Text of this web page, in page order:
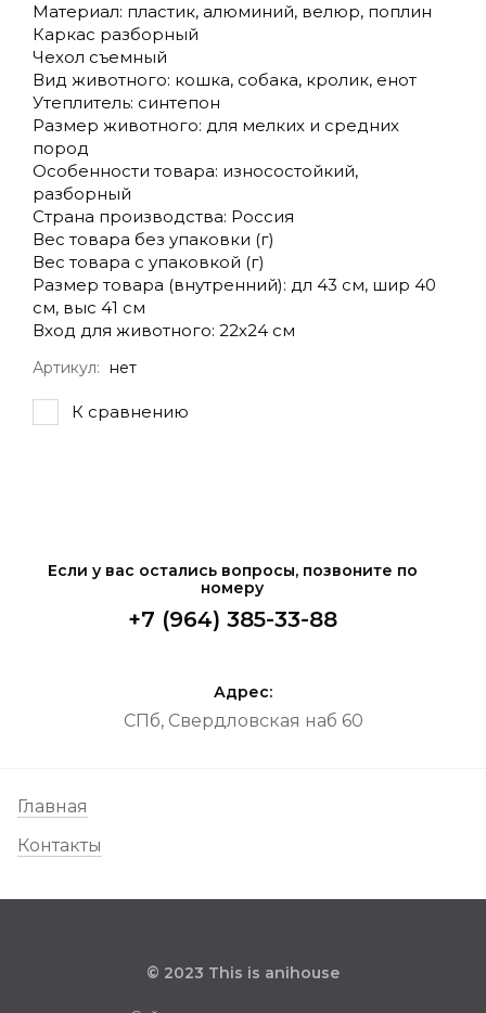
Материал: пластик, алюминий, велюр, поплин
Каркас разборный
Чехол съемный
Вид животного: кошка, собака, кролик, енот
Утеплитель: синтепон
Размер животного: для мелких и средних
пород
Особенности товара: износостойкий,
разборный
Страна производства: Россия
Вес товара без упаковки (г)
Вес товара с упаковкой (г)
Размер товара (внутренний): дл 43 см, шир 40
см, выс 41 см
Вход для животного: 22х24 см
Артикул: нет
К сравнению
Главная
Контакты
Если у вас остались вопросы, позвоните по
номеру
+7 (964) 385-33-88
Адрес:
СПб, Свердловская наб 60
© 2023 This is anihouse